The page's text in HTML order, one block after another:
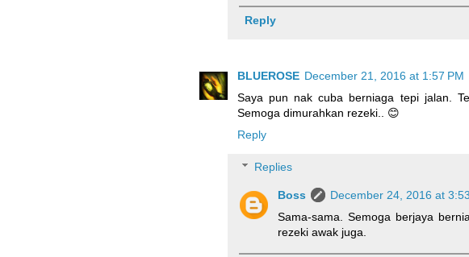
Reply
BLUEROSE December 21, 2016 at 1:57 PM
Saya pun nak cuba berniaga tepi jalan.
Semoga dimurahkan rezeki.. 😊
Reply
Replies
Boss
December 24, 2016 at
Sama-sama. Semoga berjaya
rezeki awak juga.